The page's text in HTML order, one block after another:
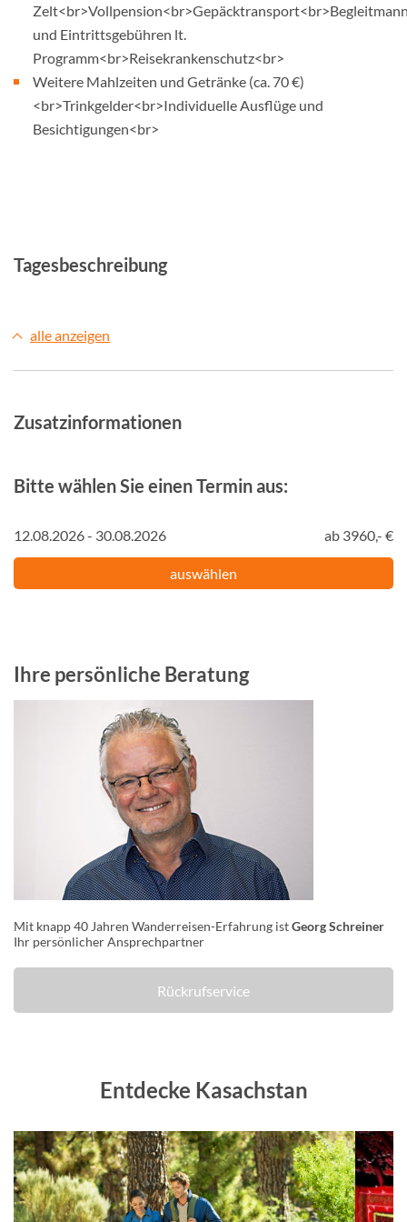
und Eintrittsgebühren lt.
Programm<br>Reisekrankenschutz<br>
Weitere Mahlzeiten und Getränke (ca. 70 €)
<br>Trinkgelder<br>Individuelle Ausflüge und
Besichtigungen<br>
Tagesbeschreibung
alle anzeigen
Zusatzinformationen
Bitte wählen Sie einen Termin aus:
12.08.2026 - 30.08.2026 ab 3960,- €
auswählen
Ihre persönliche Beratung
Mit knapp 40 Jahren Wanderreisen-Erfahrung istGeorg Schreiner
Ihr persönlicher Ansprechpartner
Rückrufservice
Entdecke Kasachstan